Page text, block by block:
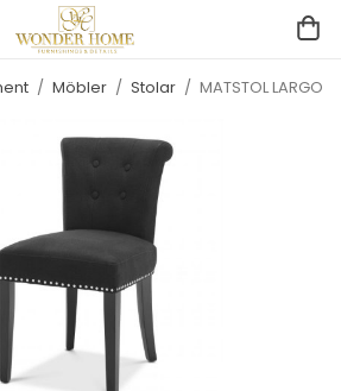
/ Möbler / Stolar / MATSTOL LARGO